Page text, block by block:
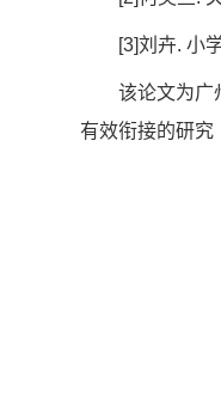
[3]刘卉. 小
该论文为广
有效衔接的研究